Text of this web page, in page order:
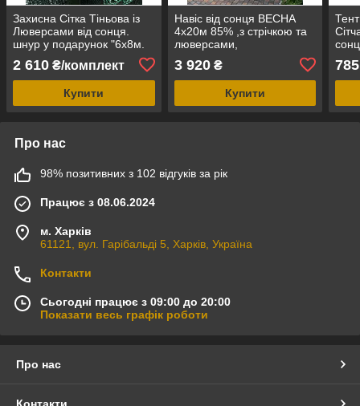
Захисна Сітка Тіньова із
Люверсами від сонця.
шнур у подарунок "6х8м.
2 610 ₴/комплект
Купити
Навіс від сонця ВЕСНА
4х20м 85% ,з стрічкою та
люверсами,
3 920₴
Купити
785
Про нас
98% позитивних з 102 відгуків за рік
Працює з 08.06.2024
м. Харків
61121, вул. Гарібальді 5, Харків, Україна
Контакти
Сьогодні працює з 09:00 до 20:00
Показати весь графік роботи
Про нас